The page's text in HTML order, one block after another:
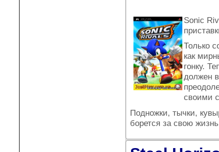
Sonic
Только
как
гонку.
должен
своими
Подножки, тычки,
борется за свою